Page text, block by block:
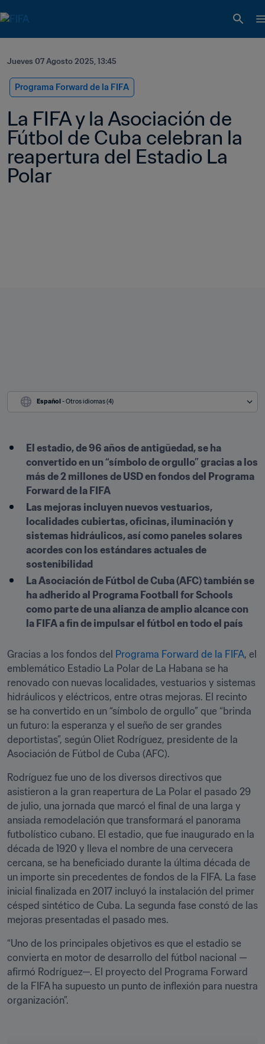
Jueves 07 Agosto 2025, 13:45
Programa Forward de la FIFA
La FIFA y la Asociación de
Fútbol de Cuba celebran la
reapertura del Estadio La
Polar
Español - Otros idiomas (4)
El estadio, de 96 años de antigüedad, se ha
convertido en un “símbolo de orgullo” gracias a los
más de 2 millones de USD en fondos del Programa
Forward de la FIFA
Las mejoras incluyen nuevos vestuarios,
localidades cubiertas, oficinas, iluminación y
sistemas hidráulicos, así como paneles solares
acordes con los estándares actuales de
sostenibilidad
La Asociación de Fútbol de Cuba (AFC) también se
ha adherido al Programa Football for Schools
como parte de una alianza de amplio alcance con
la FIFA a fin de impulsar el fútbol en todo el país
Gracias a los fondos del Programa Forward de la FIFA, el
emblemático Estadio La Polar de La Habana se ha
renovado con nuevas localidades, vestuarios y sistemas
hidráulicos y eléctricos, entre otras mejoras. El recinto
se ha convertido en un “símbolo de orgullo” que “brinda
un futuro: la esperanza y el sueño de ser grandes
deportistas”, según Oliet Rodríguez, presidente de la
Asociación de Fútbol de Cuba (AFC).
Rodríguez fue uno de los diversos directivos que
asistieron a la gran reapertura de La Polar el pasado 29
de julio, una jornada que marcó el final de una larga y
ansiada remodelación que transformará el panorama
futbolístico cubano. El estadio, que fue inaugurado en la
década de 1920 y lleva el nombre de una cervecera
cercana, se ha beneficiado durante la última década de
un importe sin precedentes de fondos de la FIFA. La fase
inicial finalizada en 2017 incluyó la instalación del primer
césped sintético de Cuba. La segunda fase constó de las
mejoras presentadas el pasado mes.
“Uno de los principales objetivos es que el estadio se
convierta en motor de desarrollo del fútbol nacional —
afirmó Rodríguez—. El proyecto del Programa Forward
de la FIFA ha supuesto un punto de inflexión para nuestra
organización”.